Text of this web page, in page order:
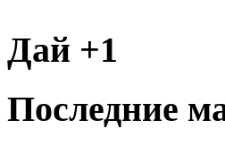
Дай +1
Последние